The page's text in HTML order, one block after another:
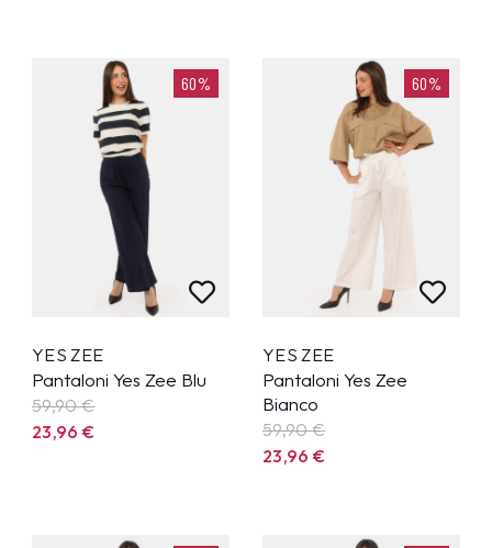
60%
YES ZEE
Pantaloni Yes Zee Blu
59,90€
23,96€
60%
YES ZEE
Pantaloni Yes Zee
Bianco
59,90€
23,96€